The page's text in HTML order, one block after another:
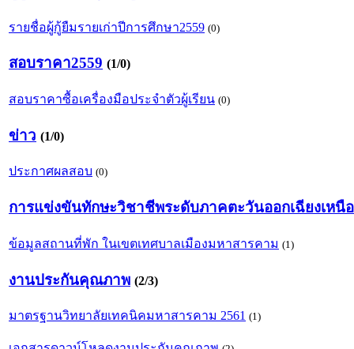
รายชื่อผู้กู้ยืมรายเก่าปีการศึกษา2559 (0)
สอบราคา2559 (1/0)
สอบราคาซื้อเครื่องมือประจำตัวผู้เรียน (0)
ข่าว (1/0)
ประกาศผลสอบ (0)
การแข่งขันทักษะวิชาชีพระดับภาคตะวันออกเฉียงเหนือ
ข้อมูลสถานที่พัก ในเขตเทศบาลเมืองมหาสารคาม (1)
งานประกันคุณภาพ (2/3)
มาตรฐานวิทยาลัยเทคนิคมหาสารคาม 2561 (1)